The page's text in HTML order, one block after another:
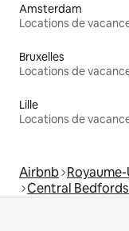
Amsterdam
Locations de
Bruxelles
Locations de
Lille
Locations de
Airbnb Royaume-
Central